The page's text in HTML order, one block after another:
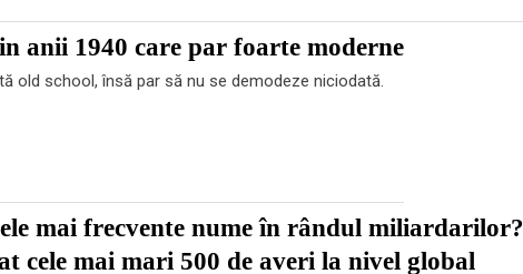
anii 1940 care par foarte moderne
old school, însă par să nu se demodeze niciodată.
mai frecvente nume în rândul miliardarilor?
cele mai mari 500 de averi la nivel global